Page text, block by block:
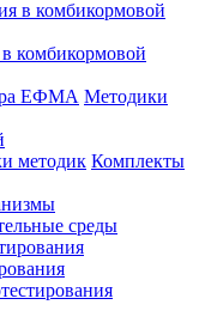
комбикормовой
Методики
Комплекты
среды